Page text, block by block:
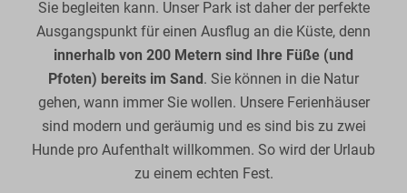
Sie begleiten kann. Unser Park ist daher der perfekte
Ausgangspunkt für einen Ausflug an die Küste, denn
innerhalb von 200 Metern sind Ihre Füße (und
Pfoten) bereits im Sand . Sie können in die Natur
gehen, wann immer Sie wollen. Unsere Ferienhäuser
sind modern und geräumig und es sind bis zu zwei
Hunde pro Aufenthalt willkommen. So wird der Urlaub
zu einem echten Fest.